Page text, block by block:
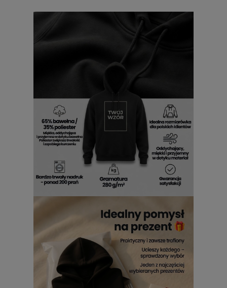
Sprzedawane przez nas wzory nadruków posiadamy
również w wersji na bluzach z kapturem w 4 kolorach, na
bluzach bez kaptura w 4 kolorach oraz na męskich
koszulkach w 2 kolorach.